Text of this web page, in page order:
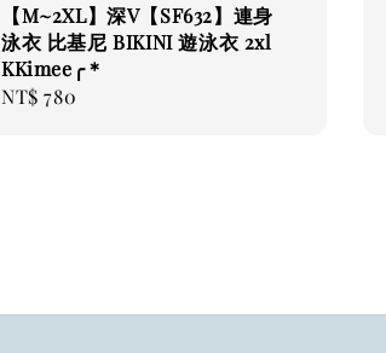
【M~2XL】深V【SF632】連身
泳衣 比基尼 BIKINI 遊泳衣 2xl
KKimee╭＊
Regular
NT$ 780